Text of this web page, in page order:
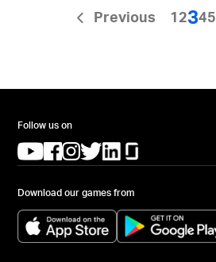
Previous 12345
Follow us on
(opens in a new tab)
(opens in a new tab)
(opens in a new tab)
(opens in a new tab)
(opens in a new tab)
Download our games from
(opens in a new tab)